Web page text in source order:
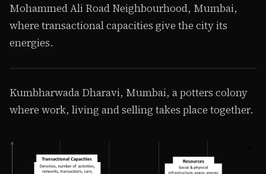
Mohammed Ali Road Neighbourhood, Mumbai,
where transactional capacities give the city its
energies.
Kumbharwada Dharavi, Mumbai, a potters colony
where work, living and selling takes place together.